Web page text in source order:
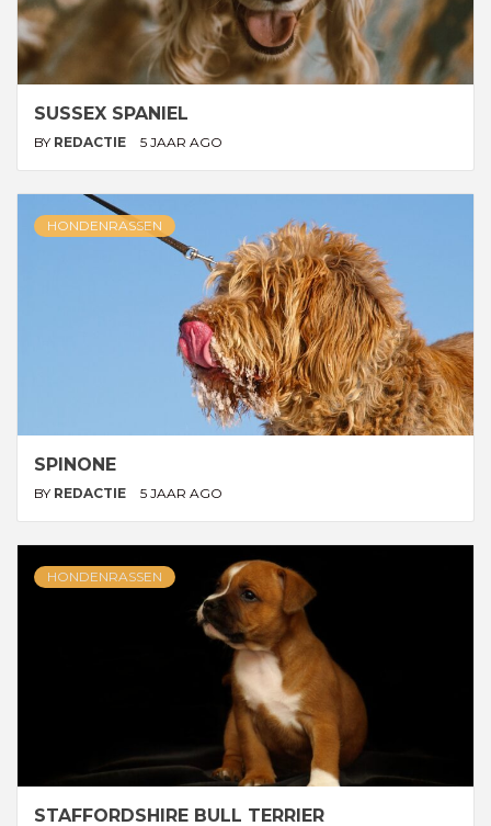
SUSSEX SPANIEL
BY REDACTIE 5 JAAR AGO
HONDENRASSEN
SPINONE
BY REDACTIE 5 JAAR AGO
HONDENRASSEN
STAFFORDSHIRE BULL TERRIER